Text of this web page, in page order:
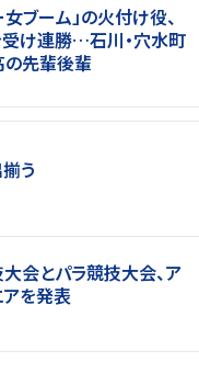
ブーム」の火付け役、
け連勝…石川・穴水町
の先輩後輩
う
会とパラ競技大会、ア
を発表